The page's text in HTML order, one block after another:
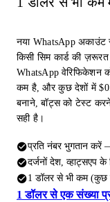
नया WhatsApp
किसी सिम कार्ड की
WhatsApp वेरिफिकेशन
कम है, और कुछ देशों में
बनाने, बॉट्स को टेस्ट
सही है।
प्रति नंबर भुगतान करें
दर्जनों देश, व्हाट्सएप के
1 डॉलर से भी कम (कुछ
1 डॉलर से एक संख्या